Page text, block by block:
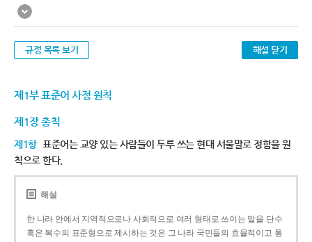
규정 목록 보기 해설 닫기
제1부 표준어 사정 원칙
제1장 총칙
제1항 표준어는 교양 있는 사람들이 두루 쓰는 현대 서울말로 정함을 원
칙으로 한다.
해설
한 나라 안에서 지역적으로나 사회적으로 여러 형태로 쓰이는 말을 단수
혹은 복수의 표준형으로 제시하는 것은 그 나라 국민들의 효율적이고 통